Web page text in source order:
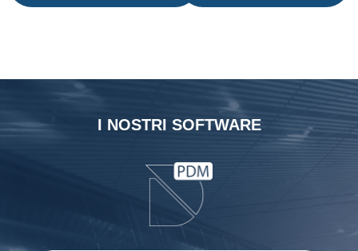
I NOSTRI SOFTWARE